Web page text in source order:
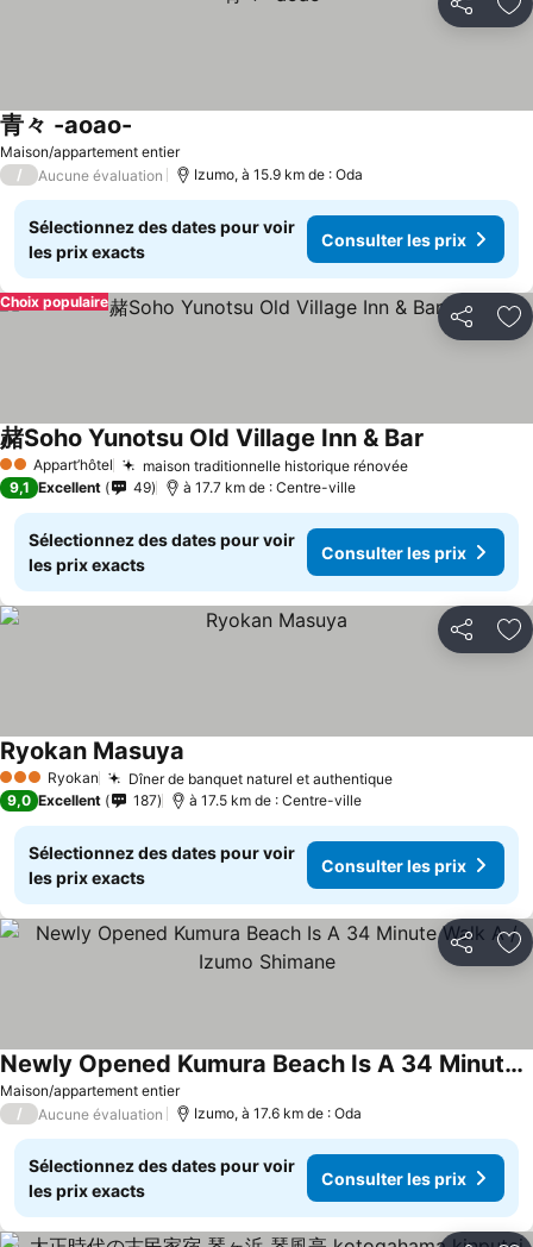
Partager
Maison/appartement entier
青々 -aoao-
/ Aucune évaluation Izumo, à 15.9 km de : Oda
Sélectionnez des dates pour voir
les prix exacts
Consulter les prix
Partager
Choix populaire
2 ÉtoilesAppart’hôtel maison traditionnelle historique rénovée
赭Soho Yunotsu Old Village Inn & Bar
9,1 Excellent 49 à 17.7 km de : Centre-ville
Sélectionnez des dates pour voir
les prix exacts
Consulter les prix
Partager
3 ÉtoilesRyokan Dîner de banquet naturel et authentique
Ryokan Masuya
9,0 Excellent 187 à 17.5 km de : Centre-ville
Sélectionnez des dates pour voir
les prix exacts
Consulter les prix
Partager
Maison/appartement entier
Newly Opened Kumura Beach Is A 34 Minute Walk A / Izumo Shimane
/ Aucune évaluation Izumo, à 17.6 km de : Oda
Sélectionnez des dates pour voir
les prix exacts
Consulter les prix